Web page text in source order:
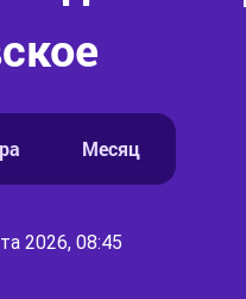
Месяц
2026, 08:45